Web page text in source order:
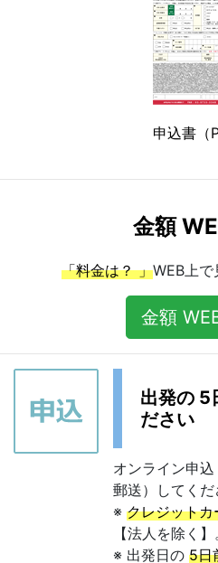
申込書（
金額
「料金は？ 」WEB上で
金額
出発の 5
ださい
オンライン申
郵送）してくだ
※ クレジットカ
【法人を除く】
※ 出発日の 5日